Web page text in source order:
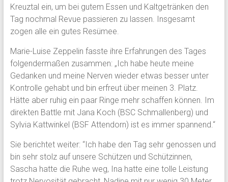
Kreuztal ein, um bei gutem Essen und Kaltgetränken den
Tag nochmal Revue passieren zu lassen. Insgesamt
zogen alle ein gutes Resümee.
Marie-Luise Zeppelin fasste ihre Erfahrungen des Tages
folgendermaßen zusammen: „Ich habe heute meine
Gedanken und meine Nerven wieder etwas besser unter
Kontrolle gehabt und bin erfreut über meinen 3. Platz.
Hätte aber ruhig ein paar Ringe mehr schaffen können. Im
direkten Battle mit Jana Koch (BSC Schmallenberg) und
Sylvia Kattwinkel (BSF Attendorn) ist es immer spannend.“
Sie berichtet weiter: “Ich habe den Tag sehr genossen und
bin sehr stolz auf unsere Schützen und Schützinnen,
Sascha hatte die Ruhe weg, Ina hatte eine tolle Leistung